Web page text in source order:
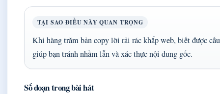
TẠI SAO ĐIỀU NÀY QUAN TRỌNG
Khi hàng trăm bản copy lời rải rác khắp web, biết được
giúp bạn tránh nhầm lẫn và xác thực nội dung gốc.
Số đoạn trong bài hát